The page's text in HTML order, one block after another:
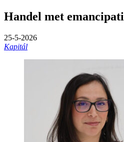
Handel met
25-5-2026
Kapitál